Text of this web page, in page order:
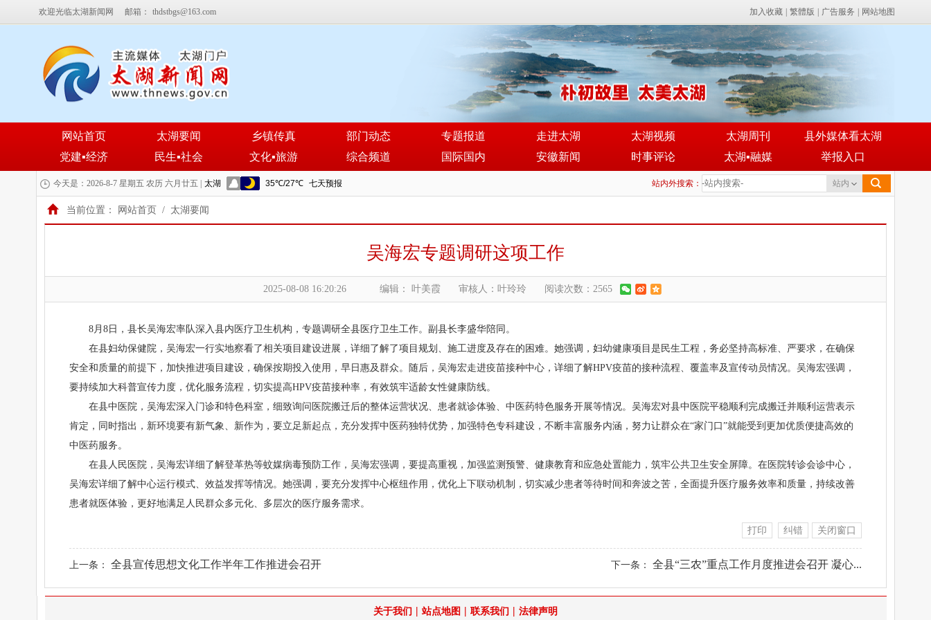
欢迎光临太湖新闻网 邮箱： thdstbgs@163.com 加入收藏 繁體版 广告服务 网站地图
网站首页 太湖要闻 乡镇传真 部门动态 专题报道 走进太湖 太湖视频 太湖周刊
县外媒体看太湖
党建▪经济
民生▪社会 文化▪旅游 综合频道 国际国内 安徽新闻 时事评论 太湖▪融媒 举报入口
今天是：2026-8-7 星期五 农历 六月廿五 | 站内外搜索： 站内
当前位置： 网站首页 / 太湖要闻
吴海宏专题调研这项工作
2025-08-08 16:20:26 编辑： 叶美霞 审核人：叶玲玲 阅读次数：2565
8月8日，县长吴海宏率队深入县内医疗卫生机构，专题调研全县医疗卫生工作。副县长李盛华陪同。
在县妇幼保健院，吴海宏一行实地察看了相关项目建设进展，详细了解了项目规划、施工进度及存在的困难。她强调，妇幼健康项目是民生工程，务必坚持高标准、严要求，在确保
安全和质量的前提下，加快推进项目建设，确保按期投入使用，早日惠及群众。随后，吴海宏走进疫苗接种中心，详细了解HPV疫苗的接种流程、覆盖率及宣传动员情况。吴海宏强调，
要持续加大科普宣传力度，优化服务流程，切实提高HPV疫苗接种率，有效筑牢适龄女性健康防线。
在县中医院，吴海宏深入门诊和特色科室，细致询问医院搬迁后的整体运营状况、患者就诊体验、中医药特色服务开展等情况。吴海宏对县中医院平稳顺利完成搬迁并顺利运营表示
肯定，同时指出，新环境要有新气象、新作为，要立足新起点，充分发挥中医药独特优势，加强特色专科建设，不断丰富服务内涵，努力让群众在“家门口”就能受到更加优质便捷高效的
中医药服务。
在县人民医院，吴海宏详细了解登革热等蚊媒病毒预防工作，吴海宏强调，要提高重视，加强监测预警、健康教育和应急处置能力，筑牢公共卫生安全屏障。在医院转诊会诊中心，
吴海宏详细了解中心运行模式、效益发挥等情况。她强调，要充分发挥中心枢纽作用，优化上下联动机制，切实减少患者等待时间和奔波之苦，全面提升医疗服务效率和质量，持续改善
患者就医体验，更好地满足人民群众多元化、多层次的医疗服务需求。
打印 纠错 关闭窗口
上一条： 全县宣传思想文化工作半年工作推进会召开 下一条： 全县“三农”重点工作月度推进会召开 凝心...
关于我们 | 站点地图 | 联系我们 | 法律声明